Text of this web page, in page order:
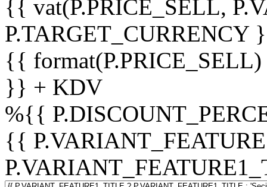
{{ vat(P.PRICE_SELL,
P.TARGET_CURRENCY
{{
}} + KDV
%{{
{{